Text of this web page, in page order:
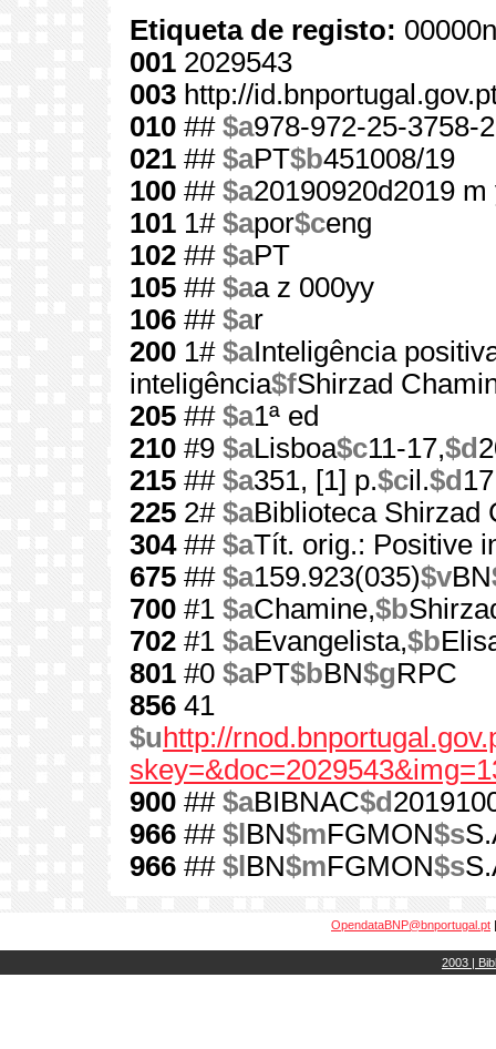
Etiqueta de registo:
001 2029543
003 http://
010 ## $a978-972-25-3758-2
021 ## $aPT$b451008/19
100 ## $a20190920d2019
101 1# $apor$ceng
102 ## $aPT
105 ## $aa z 000yy
106 ## $ar
200 1# $aInteligência
inteligência$fShirzad
205 ## $a1ª ed
210 #9 $aLisboa$c11-17,$d
215 ## $a351, [1] p.$cil.$d
225 2# $aBiblioteca Shirzad
304## $aTít. orig.: Positive
675 ## $a159.923(035)$vBN
700 #1 $aChamine,$b
702 #1 $aEvangelista,$b
801 #0 $aPT$bBN$gRPC
856 41
$u http://
900 ## $aBIBNAC$d
966 ## $l BN$mFGMON$s
966 ## $l BN$mFGMON$s
OpendataBNP@bnportugal.pt
2003 |